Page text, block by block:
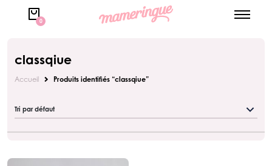
0
classqiue
Accueil Produits identifiés “classqiue”